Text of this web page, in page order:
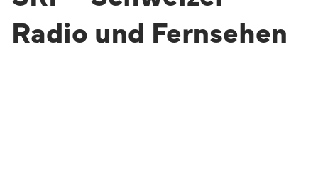
Radio und Fernsehen